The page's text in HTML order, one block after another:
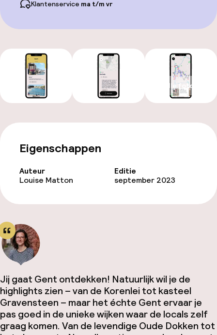
Klantenservice ma t/m vr
Alle foto’s
Eigenschappen
Auteur
Louise Matton
Editie
september 2023
Jij gaat Gent ontdekken! Natuurlijk wil je de
highlights zien – van de Korenlei tot kasteel
Gravensteen – maar het échte Gent ervaar je
pas goed in de unieke wijken waar de locals zelf
graag komen. Van de levendige Oude Dokken tot